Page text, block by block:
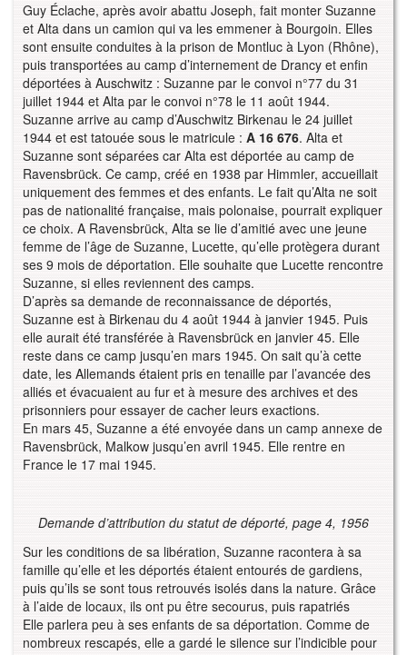
Guy Éclache, après avoir abattu Joseph, fait monter Suzanne
et Alta dans un camion qui va les emmener à Bourgoin. Elles
sont ensuite conduites à la prison de Montluc à Lyon (Rhône),
puis transportées au camp d’internement de Drancy et enfin
déportées à Auschwitz : Suzanne par le convoi n°77 du 31
juillet 1944 et Alta par le convoi n°78 le 11 août 1944.
Suzanne arrive au camp d’Auschwitz Birkenau le 24 juillet
1944 et est tatouée sous le matricule : A 16 676. Alta et
Suzanne sont séparées car Alta est déportée au camp de
Ravensbrück. Ce camp, créé en 1938 par Himmler, accueillait
uniquement des femmes et des enfants. Le fait qu’Alta ne soit
pas de nationalité française, mais polonaise, pourrait expliquer
ce choix. A Ravensbrück, Alta se lie d’amitié avec une jeune
femme de l’âge de Suzanne, Lucette, qu’elle protègera durant
ses 9 mois de déportation. Elle souhaite que Lucette rencontre
Suzanne, si elles reviennent des camps.
D’après sa demande de reconnaissance de déportés,
Suzanne est à Birkenau du 4 août 1944 à janvier 1945. Puis
elle aurait été transférée à Ravensbrück en janvier 45. Elle
reste dans ce camp jusqu’en mars 1945. On sait qu’à cette
date, les Allemands étaient pris en tenaille par l’avancée des
alliés et évacuaient au fur et à mesure des archives et des
prisonniers pour essayer de cacher leurs exactions.
En mars 45, Suzanne a été envoyée dans un camp annexe de
Ravensbrück, Malkow jusqu’en avril 1945. Elle rentre en
France le 17 mai 1945.
Demande d’attribution du statut de déporté, page 4, 1956
Sur les conditions de sa libération, Suzanne racontera à sa
famille qu’elle et les déportés étaient entourés de gardiens,
puis qu’ils se sont tous retrouvés isolés dans la nature. Grâce
à l’aide de locaux, ils ont pu être secourus, puis rapatriés
Elle parlera peu à ses enfants de sa déportation. Comme de
nombreux rescapés, elle a gardé le silence sur l’indicible pour